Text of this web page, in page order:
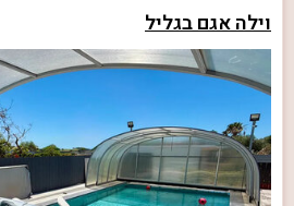
וילה אגם בגליל